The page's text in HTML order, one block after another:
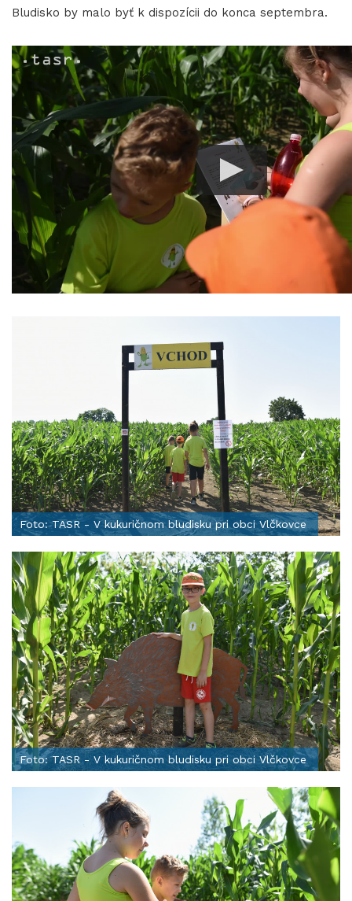
Bludisko by malo byť k dispozícii do konca septembra.
Foto: TASR - V kukuričnom bludisku pri obci Vlčkovce
Foto: TASR - V kukuričnom bludisku pri obci Vlčkovce